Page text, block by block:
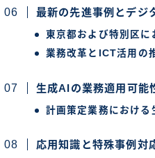
最新の先進事例とデジ
東京都および特別区に
業務改革とICT活用の
生成AIの業務適用可能
計画策定業務におけ
応用知識と特殊事例対